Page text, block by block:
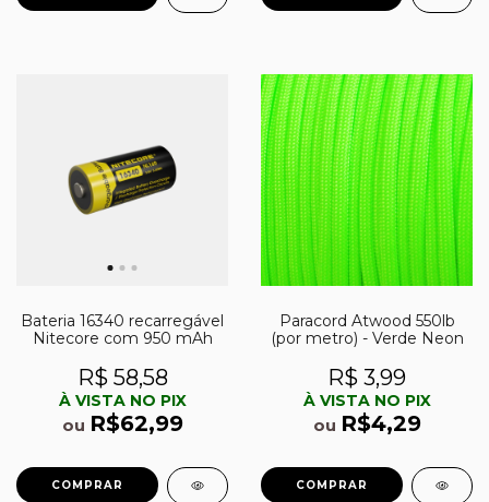
Bateria 16340 recarregável
Nitecore com 950 mAh
R$ 58,58
À VISTA NO PIX
ou R$62,99
Paracord Atwood 550lb
(por metro) - Verde Neon
R$ 3,99
À VISTA NO PIX
ou R$4,29